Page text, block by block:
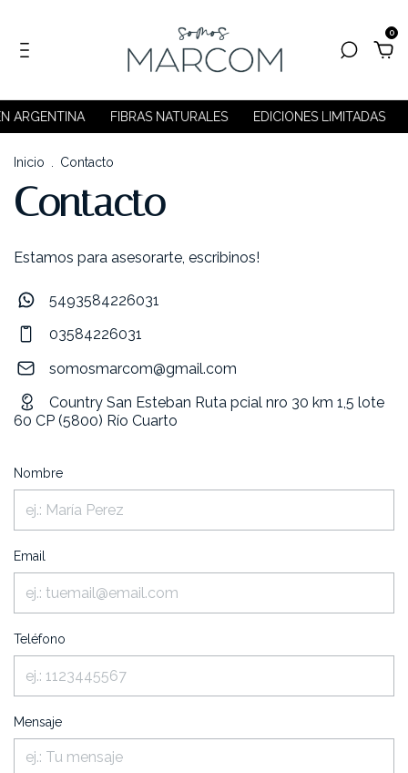
0
ARGENTINA FIBRAS NATURALES EDICIONES LIMITADAS
Inicio . Contacto
Contacto
Estamos para asesorarte, escribinos!
5493584226031
03584226031
somosmarcom@gmail.com
Country San Esteban Ruta pcial nro 30 km 1,5 lote
60 CP (5800) Río Cuarto
Nombre
Email
Teléfono
Mensaje